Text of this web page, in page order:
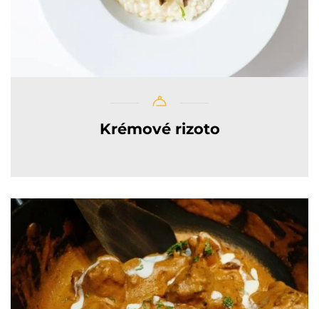
Krémové rizoto